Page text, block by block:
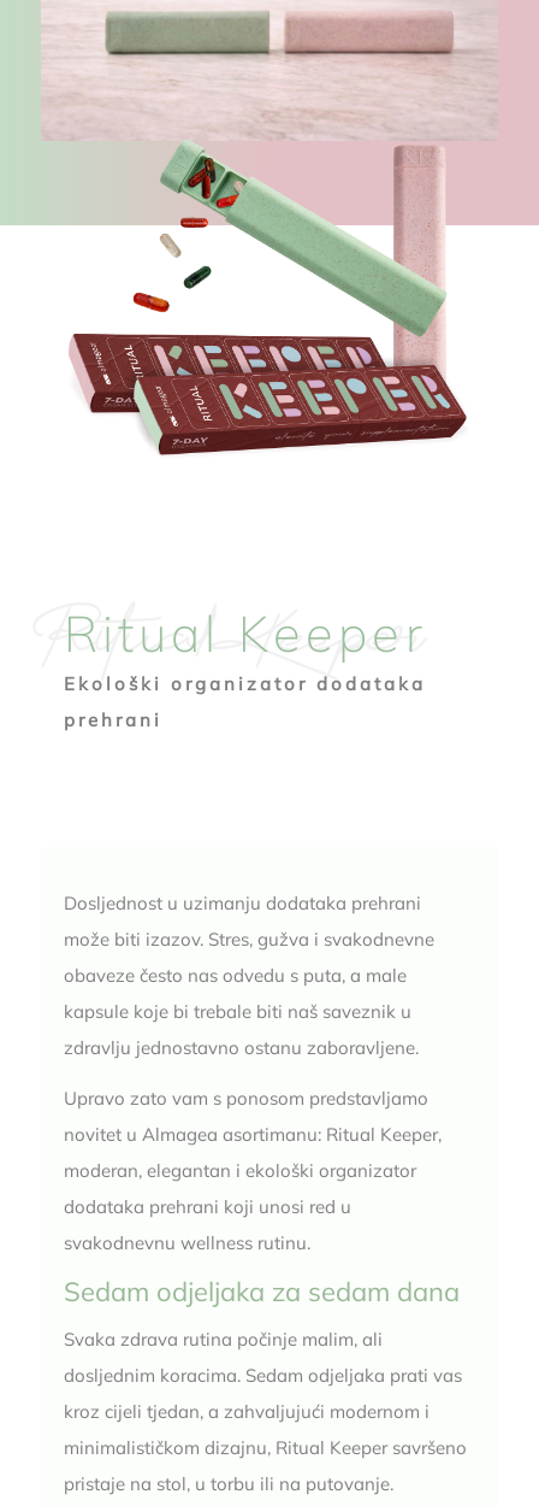
Ritual Keeper
Ritual Keeper
Ekološki organizator dodataka
prehrani
Dosljednost u uzimanju dodataka prehrani
može biti izazov. Stres, gužva i svakodnevne
obaveze često nas odvedu s puta, a male
kapsule koje bi trebale biti naš saveznik u
zdravlju jednostavno ostanu zaboravljene.
Upravo zato vam s ponosom predstavljamo
novitet u Almagea asortimanu: Ritual Keeper,
moderan, elegantan i ekološki organizator
dodataka prehrani koji unosi red u
svakodnevnu wellness rutinu.
Sedam odjeljaka za sedam dana
Svaka zdrava rutina počinje malim, ali
dosljednim koracima. Sedam odjeljaka prati vas
kroz cijeli tjedan, a zahvaljujući modernom i
minimalističkom dizajnu, Ritual Keeper savršeno
pristaje na stol, u torbu ili na putovanje.